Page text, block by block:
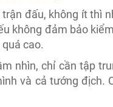
đấu, không ít thì
không đảm bảo
cao.
nhìn, chỉ cần tập
và cả tướng địch.